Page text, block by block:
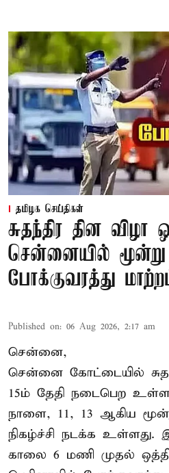
தமிழக செய்திகள்
சுதந்திர தின விழா
சென்னையில் மூன்று
போக்குவரத்து
Published on: 06 Aug 2026, 2:17 am
சென்னை,
சென்னை கோட்டையில்
15ம் தேதி நடைபெற
நாளை, 11, 13 ஆகிய
நிகழ்ச்சி நடக்க உள்ளது.
காலை 6 மணி முதல்